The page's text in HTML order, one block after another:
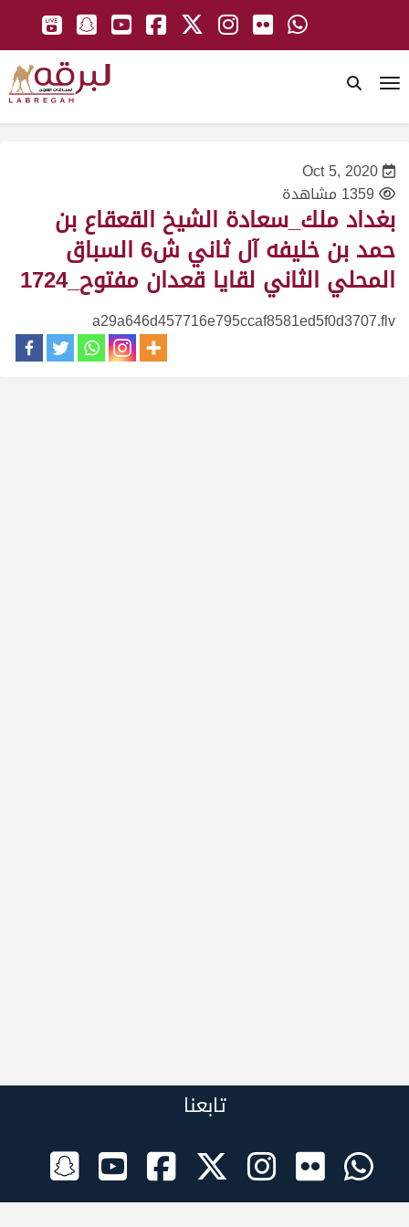
Oct 5, 2020
1359 مشاهدة
بغداد ملك_سعادة الشيخ القعقاع بن
حمد بن خليفه آل ثاني ش6 السباق
المحلي الثاني لقايا قعدان مفتوح_1724
a29a646d457716e795ccaf8581ed5f0d3707.flv
تابعنا